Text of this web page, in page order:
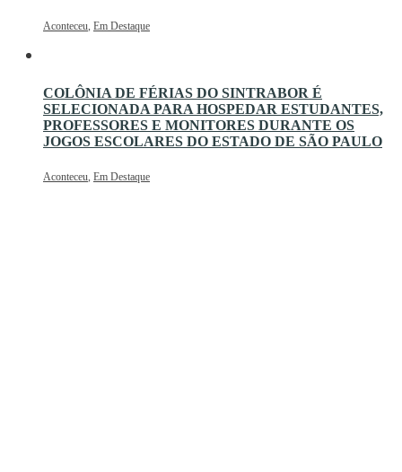
Aconteceu, Em Destaque
COLÔNIA DE FÉRIAS DO SINTRABOR É
SELECIONADA PARA HOSPEDAR ESTUDANTES,
PROFESSORES E MONITORES DURANTE OS
JOGOS ESCOLARES DO ESTADO DE SÃO PAULO
Aconteceu, Em Destaque